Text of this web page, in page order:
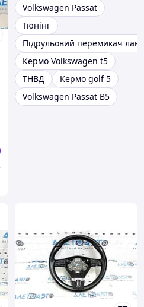
Volkswagen Passat
Тюнінг
Підрульовий перемикач
Кермо Volkswagen t5
ТНВД
Кермо golf 5
Volkswagen Passat B5